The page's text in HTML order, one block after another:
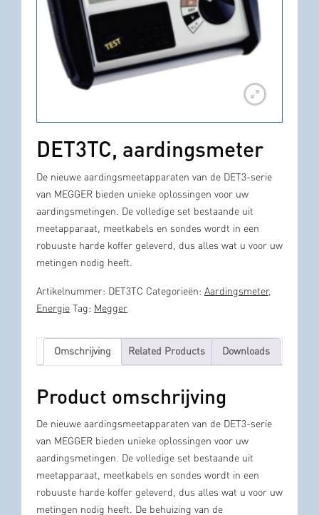
DET3TC, aardingsmeter
De nieuwe aardingsmeetapparaten van de DET3-serie
van MEGGER bieden unieke oplossingen voor uw
aardingsmetingen. De volledige set bestaande uit
meetapparaat, meetkabels en sondes wordt in een
robuuste harde koffer geleverd, dus alles wat u voor uw
metingen nodig heeft.
Artikelnummer: DET3TC Categorieën: Aardingsmeter,
Energie
Tag: Megger
Omschrijving Related Products Downloads
Product omschrijving
De nieuwe aardingsmeetapparaten van de DET3-serie
van MEGGER bieden unieke oplossingen voor uw
aardingsmetingen. De volledige set bestaande uit
meetapparaat, meetkabels en sondes wordt in een
robuuste harde koffer geleverd, dus alles wat u voor uw
metingen nodig heeft. De behuizing van de